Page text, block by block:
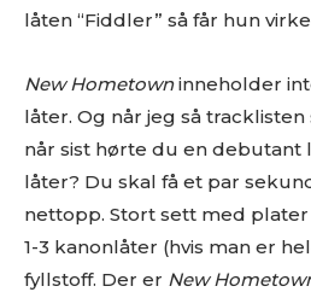
låten “Fiddler” så får hun
New Hometowninneholder
låter. Og når jeg så
når sist hørte du en debutant
låter? Du skal få et par
nettopp. Stort sett med plater
1-3 kanonlåter (hvis man er
fyllstoff. Der er New